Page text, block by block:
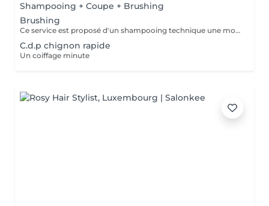
Shampooing + Coupe + Brushing
Brushing
Ce service est proposé d'un shampooing technique une mousse et laque de finition
C.d.p chignon rapide
Un coiffage minute